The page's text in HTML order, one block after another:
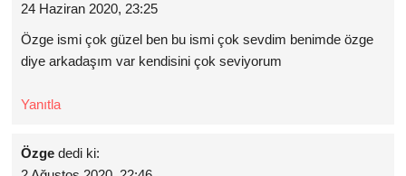
24 Haziran 2020, 23:25
Özge ismi çok güzel ben bu ismi çok sevdim benimde özge
diye arkadaşım var kendisini çok seviyorum
Yanıtla
Özge dedi ki: